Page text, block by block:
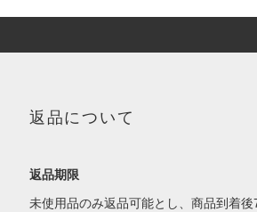
返品について
返品期限
未使用品のみ返品可能とし、商品到着後